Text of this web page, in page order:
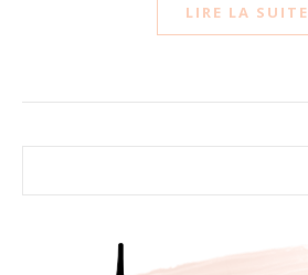
LIRE LA SUITE